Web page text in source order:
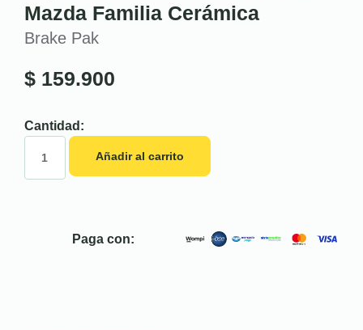
Mazda Familia Cerámica
Brake Pak
$ 159.900
Cantidad:
Añadir al carrito
Paga con: